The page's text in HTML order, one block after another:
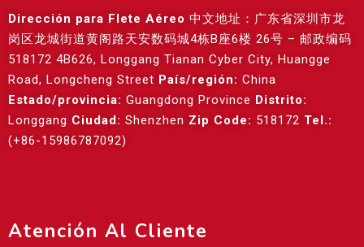
Dirección para Flete Aéreo 中文地址：广东省深圳市龙
岗区龙城街道黄阁路天安数码城4栋B座6楼 26号 – 邮政编码
518172 4B626, Longgang Tianan Cyber City, Huangge
Road, Longcheng Street País/región: China
Estado/provincia: Guangdong Province Distrito:
Longgang Ciudad: Shenzhen Zip Code: 518172 Tel.:
(+86-15986787092)
Atención Al Cliente